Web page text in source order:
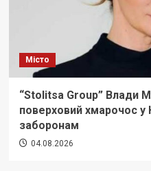
Місто
“Stolitsa Group” Влади
поверховий хмарочос у
заборонам
04.08.2026